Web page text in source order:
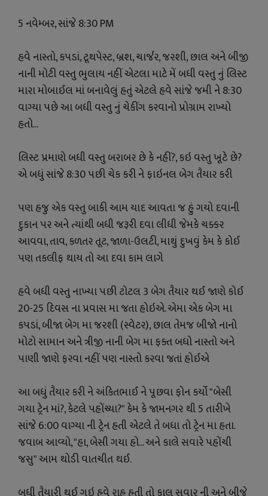
5 નવેમ્બર, સાંજે 8:30 PM
હવે નાસ્તો, કપડાં, ટૂથપેસ્ટ, બ્રશ, ચાર્જર, જરશી, છાલ અને બીજી
નાની મોટી વસ્તુ ભુલાય નહીં એટલા માટે મેં બધી વસ્તુ નું લિસ્ટ
મારા મોબાઈલ માં બનાવેલું હતું એટલે હવે સાંજે જમી ને 8:30
વાગ્યા પછે આ બધી વસ્તુ નું ચેકીંગ કરવાનો પ્રોગ્રામ રાખ્યો
હતો...
લિસ્ટ પ્રમાણે બધી વસ્તુ બરાબર છે કે નહીં?, કઇ વસ્તુ ખૂટે છે?
એ બધું સાંજે 8:30 પછી ચેક કરી ને ફાઇનલ બેગ તૈયાર કરી
પણ હજુ એક વસ્તુ બાકી આમ યાદ આવતા જ હું ગયો દવાની
દુકાન પર અને ત્યાંથી બધી જરૂરી દવા લીધી જેમકે ચક્કર
આવવા, તાવ, કળતર તૂટ, જાળા-ઉલટી, માથું દુખવું કેમ કે કોઈ
પણ તકલીફ થાય તો આ દવા કામ લાગે
હવે બધી વસ્તુ નાખ્યા પછી ટોટલ 3 બેગ તૈયાર થઈ જાણે કોઈ
20-25 દિવસ ના પ્રવાસ મા જતા હોઇએ. એમા એક બેગ મા
કપડાં, બીજા બેગ મા જરશી (સ્વેટર), છાલ તેમજ બીજો નાનો
મોટો સામાન અને ત્રીજી નાની બેગ મા ફક્ત બધો નાસ્તો અને
પાણી જાણે ફરવા નહીં પણ નાસ્તો કરવા જતાં હોઈએ
આ બધું તૈયાર કરી ને અંકિતભાઈ ને પૂછવા ફોન કર્યો "બેસી
ગયા ટ્રેન માં?, કેટલે પહોંચ્યા?" કેમ કે જામનગર થી 5 તારીખે
સાંજે 6:00 વાગ્યા ની ટ્રેન હતી એટલે તે બધા તો ટ્રેન મા હતા.
જવાબ આવ્યો, "હા, બેસી ગયા હો... અને કાલે સવારે પહોંચી
જસુ" આમ થોડી વાતચીત થઈ.